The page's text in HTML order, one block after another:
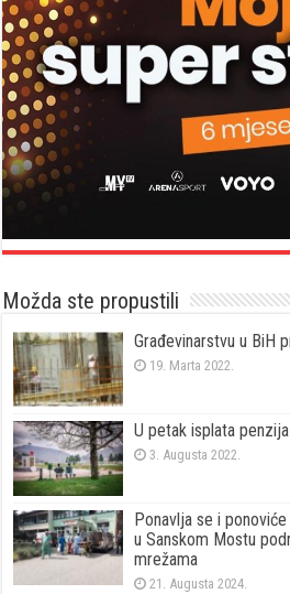
Možda ste propustili
Građevinarstvu u BiH
19. Marta 2022.
U petak isplata
3. Augusta 2022.
Ponavlja se i
u Sanskom Mostu
mrežama
21. Augusta 2024.